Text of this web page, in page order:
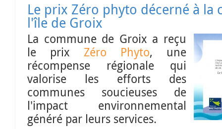
Le prix Zéro phyto décerné à la commune de
l'île de Groix
La commune de Groix a reçu
le prix Zéro Phyto, une
récompense régionale qui
valorise les efforts des
communes soucieuses de
l'impact environnemental
généré par leurs services.